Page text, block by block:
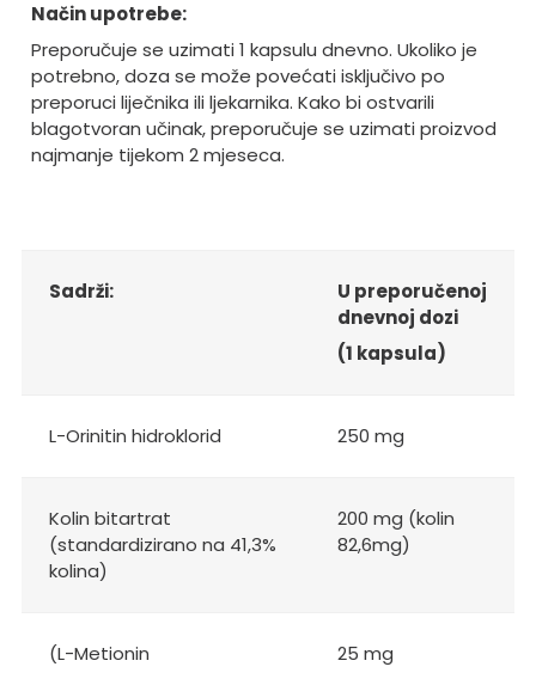
Način upotrebe:
Preporučuje se uzimati 1 kapsulu dnevno. Ukoliko je
potrebno, doza se može povećati isključivo po
preporuci liječnika ili ljekarnika. Kako bi ostvarili
blagotvoran učinak, preporučuje se uzimati proizvod
najmanje tijekom 2 mjeseca.
Sadrži:
U preporučenoj
dnevnoj dozi
(1 kapsula)
L-Orinitin hidroklorid 250 mg
Kolin bitartrat
(standardizirano na 41,3%
kolina)
200 mg (kolin
82,6mg)
(L-Metionin 25 mg